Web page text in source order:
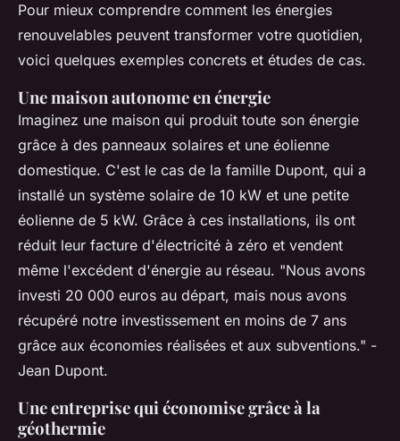
Pour mieux comprendre comment les énergies
renouvelables peuvent transformer votre quotidien,
voici quelques exemples concrets et études de cas.
Une maison autonome en énergie
Imaginez une maison qui produit toute son énergie
grâce à des panneaux solaires et une éolienne
domestique. C'est le cas de la famille Dupont, qui a
installé un système solaire de 10 kW et une petite
éolienne de 5 kW. Grâce à ces installations, ils ont
réduit leur facture d'électricité à zéro et vendent
même l'excédent d'énergie au réseau. "Nous avons
investi 20 000 euros au départ, mais nous avons
récupéré notre investissement en moins de 7 ans
grâce aux économies réalisées et aux subventions." -
Jean Dupont.
Une entreprise qui économise grâce à la
géothermie